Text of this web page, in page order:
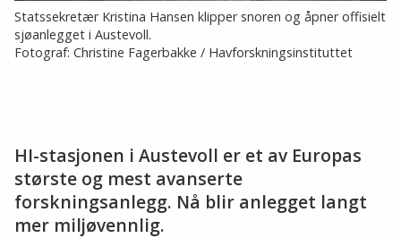
Statssekretær Kristina Hansen klipper snoren og åpner offisielt
sjøanlegget i Austevoll.
Fotograf: Christine Fagerbakke / Havforskningsinstituttet
HI-stasjonen i Austevoll er et av Europas
største og mest avanserte
forskningsanlegg. Nå blir anlegget langt
mer miljøvennlig.